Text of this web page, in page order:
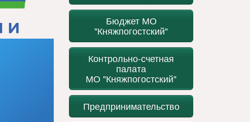
Бюджет МО
"Княжпогостский"
Контрольно-счетная
палата
МО "Княжпогостский"
Предпринимательство